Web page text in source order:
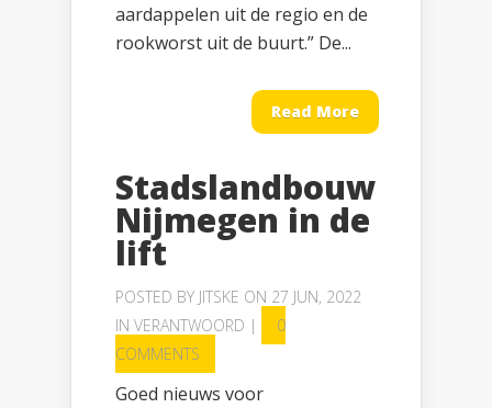
aardappelen uit de regio en de
rookworst uit de buurt.” De...
Read More
Stadslandbouw
Nijmegen in de
lift
POSTED BY JITSKE ON 27 JUN, 2022
IN VERANTWOORD |
0
COMMENTS
Goed nieuws voor